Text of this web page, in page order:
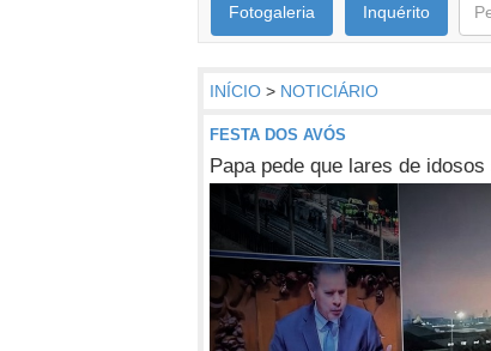
Fotogaleria Inquérito
INÍCIO > NOTICIÁRIO
FESTA DOS AVÓS
Papa pede que lares de